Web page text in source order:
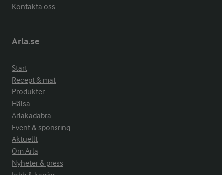
Kontakta oss
Arla.se
Start
Recept & mat
Produkter
Hälsa
Arlakadabra
Event & sponsring
Aktuellt
Om Arla
Nyheter & press